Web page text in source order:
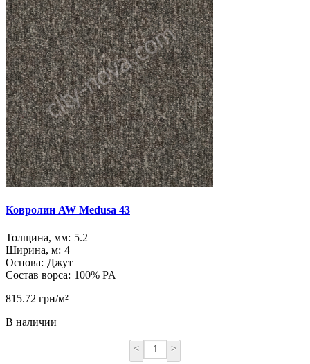
Ковролин AW Medusa 43
Толщина, мм: 5.2
Ширина, м: 4
Основа: Джут
Состав ворса: 100% PA
815.72 грн/м²
В наличии
< >